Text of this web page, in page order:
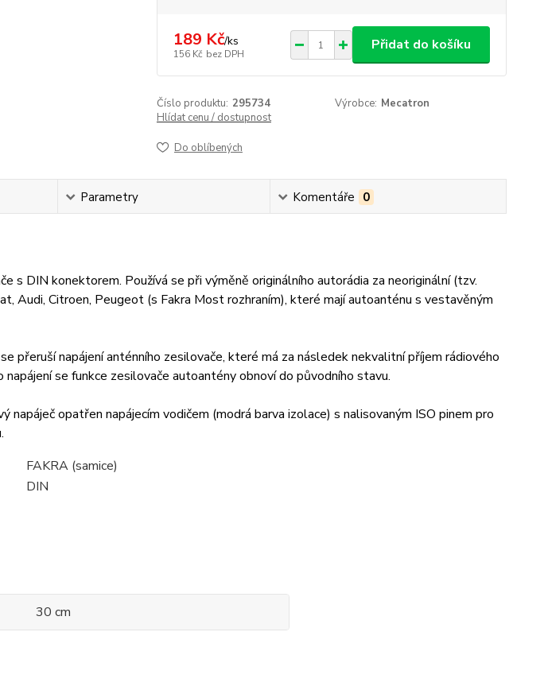
189 Kč/ks
156 Kč bez DPH
Přidat do košíku
Číslo produktu: 295734 Výrobce: Mecatron
Hlídat cenu / dostupnost
Do oblíbených
Parametry Komentáře 0
s DIN konektorem. Používá se při výměně originálního autorádia za neoriginální (tzv.
Audi, Citroen, Peugeot (s Fakra Most rozhraním), které mají autoanténu s vestavěným
přeruší napájení anténního zesilovače, které má za následek nekvalitní příjem rádiového
se funkce zesilovače autoantény obnoví do původního stavu.
napáječ opatřen napájecím vodičem (modrá barva izolace) s nalisovaným ISO pinem pro
FAKRA (samice)
DIN
30 cm